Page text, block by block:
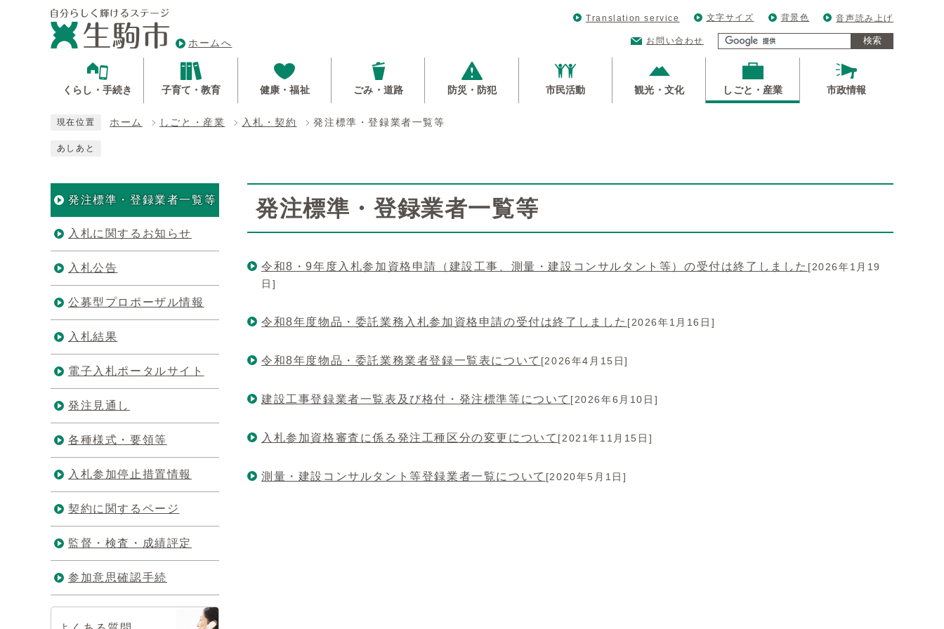
ホームへ
Translation service 文字サイズ 背景色 音声読み上げ
お問い合わせ 検索
くらし・手続き 子育て・教育 健康・福祉 ごみ・道路 防災・防犯 市民活動 観光・文化 しごと・産業 市政情報
現在位置 ホーム しごと・産業 入札・契約 発注標準・登録業者一覧等
あしあと
発注標準・登録業者一覧等
令和8・9年度入札参加資格申請（建設工事、測量・建設コンサルタント等）の受付は終了しました [2026年1月19
日]
令和8年度物品・委託業務入札参加資格申請の受付は終了しました [2026年1月16日]
令和8年度物品・委託業務業者登録一覧表について [2026年4月15日]
建設工事登録業者一覧表及び格付・発注標準等について [2026年6月10日]
入札参加資格審査に係る発注工種区分の変更について [2021年11月15日]
測量・建設コンサルタント等登録業者一覧について [2020年5月1日]
発注標準・登録業者一覧等
入札に関するお知らせ
入札公告
公募型プロポーザル情報
入札結果
電子入札ポータルサイト
発注見通し
各種様式・要領等
入札参加停止措置情報
契約に関するページ
監督・検査・成績評定
参加意思確認手続